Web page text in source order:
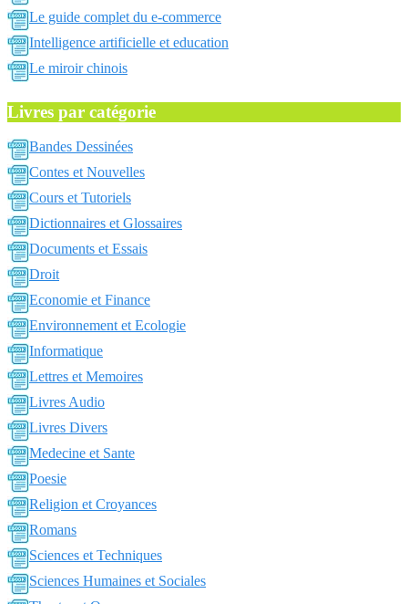
Le guide complet du e-commerce
Intelligence artificielle et education
Le miroir chinois
Livres par catégorie
Bandes Dessinées
Contes et Nouvelles
Cours et Tutoriels
Dictionnaires et Glossaires
Documents et Essais
Droit
Economie et Finance
Environnement et Ecologie
Informatique
Lettres et Memoires
Livres Audio
Livres Divers
Medecine et Sante
Poesie
Religion et Croyances
Romans
Sciences et Techniques
Sciences Humaines et Sociales